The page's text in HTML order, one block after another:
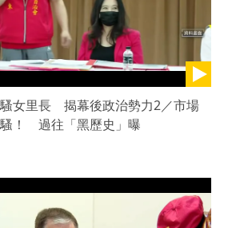
女里長 揭幕後政治勢力2／市場
！ 過往「黑歷史」曝